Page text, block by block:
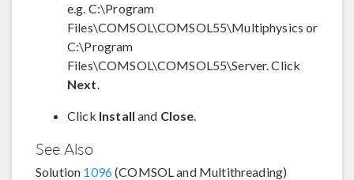
e.g. C:\Program
Files\COMSOL\COMSOL55\Multiphysics or
C:\Program
Files\COMSOL\COMSOL55\Server. Click
Next.
Click Install and Close.
See Also
Solution 1096 (COMSOL and Multithreading)